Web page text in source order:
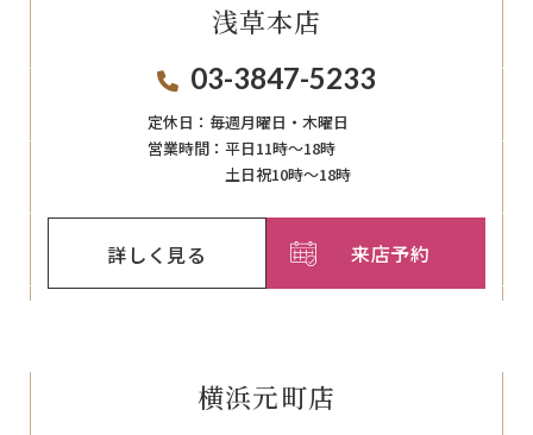
浅草本店
03-3847-5233
定休日： 毎週月曜日・木曜日
営業時間： 平日11時～18時
土日祝10時～18時
詳しく見る 来店予約
横浜元町店